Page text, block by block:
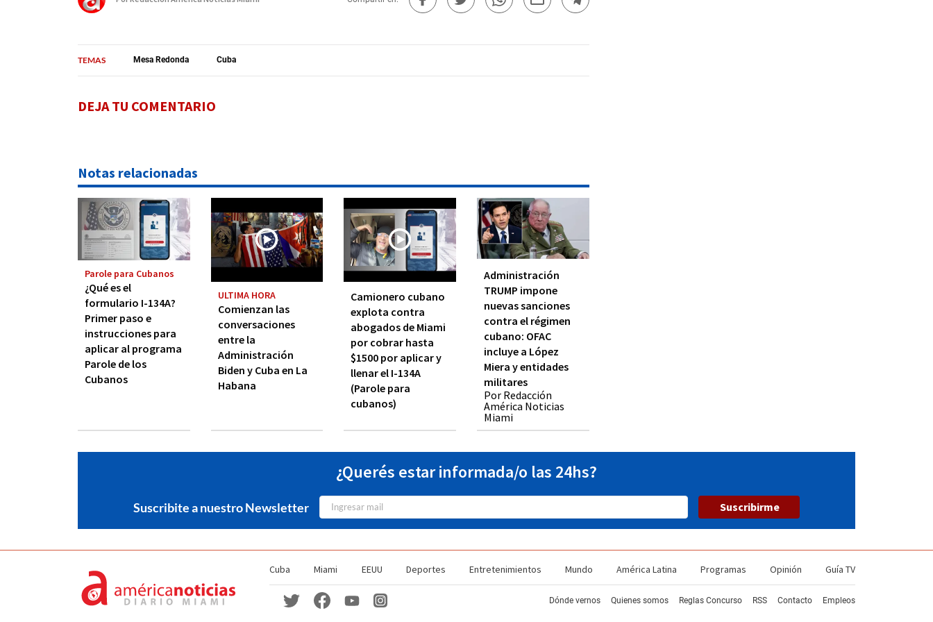
TEMAS Mesa Redonda Cuba
DEJA TU COMENTARIO
Notas relacionadas
Parole para Cubanos
¿Qué es el
formulario I-134A?
Primer paso e
instrucciones para
aplicar al programa
Parole de los
Cubanos
ULTIMA HORA
Comienzan las
conversaciones
entre la
Administración
Biden y Cuba en La
Habana
Camionero cubano
explota contra
abogados de Miami
por cobrar hasta
$1500 por aplicar y
llenar el I-134A
(Parole para
cubanos)
Administración
TRUMP impone
nuevas sanciones
contra el régimen
cubano: OFAC
incluye a López
Miera y entidades
militares
Por Redacción
América Noticias
Miami
¿Querés estar informada/o las 24hs?
Suscribite a nuestro Newsletter Suscribirme
Cuba Miami EEUU Deportes Entretenimientos Mundo América Latina Programas Opinión Guía TV
Dónde vernos Quienes somos Reglas Concurso RSS Contacto Empleos